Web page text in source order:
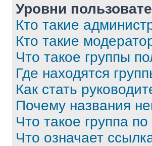
Уровни
Кто такие
Кто такие
Что такое группы
Где находятся
Как стать
Почему названия
Что такое группа
Что означает